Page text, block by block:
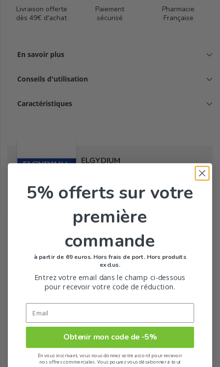
Livraison offerte
dès 49€ d'achat
Paiement
sécurisé
Pharmacie
Française
En savoir plus
Conseils d'utilisation
Caractéristiques
ELGYDIUM
Tous les produits de la marque
5% offerts sur votre
première
commande
à partir de 69 euros. Hors frais de port. Hors produits
exclus.
Entrez votre email dans le champ ci-dessous
pour recevoir votre code de réduction.
Obtenir mon code de -5%
En vous inscrivant, vous nous donnez votre accord pour recevoir
nos offres commerciales. Vous pouvez vous désabonner à tout